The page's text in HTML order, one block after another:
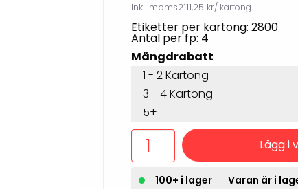
Mobile Device Management
Outlet-skrivare
streckkodsläsare
Inkl. moms2111,25 kr/ kartong
Etiketter per kartong: 2800
Antal per fp: 4
Mängdrabatt
1 - 2 Kartong
3 - 4 Kartong
5+
Lägg i
100+ i lager Varan är i